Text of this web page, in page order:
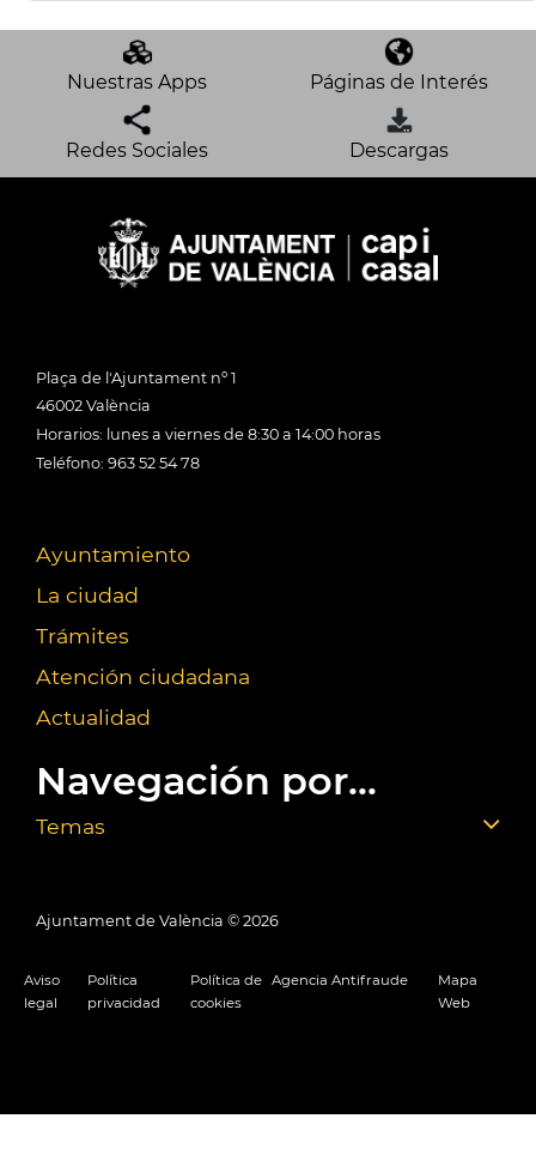
Nuestras Apps Páginas de Interés
Redes Sociales Descargas
Plaça de l'Ajuntament nº 1
46002 València
Horarios: lunes a viernes de 8:30 a 14:00 horas
Teléfono: 963 52 54 78
Ayuntamiento
La ciudad
Trámites
Atención ciudadana
Actualidad
Navegación por...
Temas
Ajuntament de València © 2026
Aviso
legal
Política
privacidad
Política de
cookies
Agencia Antifraude
Mapa
Web